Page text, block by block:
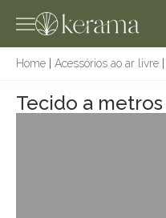
Home Acessórios ao ar livre
Tecido a metros